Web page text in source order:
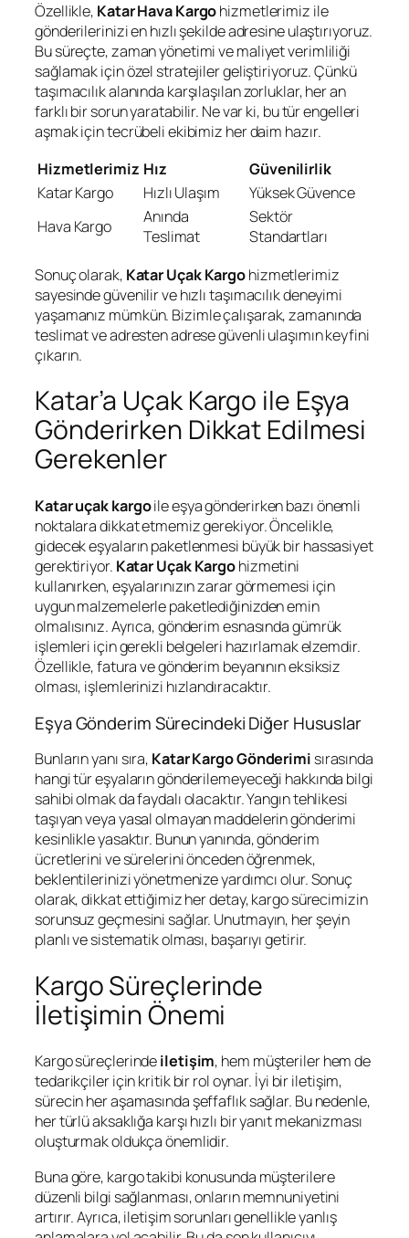
Özellikle, Katar Hava Kargohizmetlerimiz ile
gönderilerinizi en hızlı şekilde adresine ulaştırıyoruz.
Bu süreçte, zaman yönetimi ve maliyet verimliliği
sağlamak için özel stratejiler geliştiriyoruz. Çünkü
taşımacılık alanında karşılaşılan zorluklar, her an
farklı bir sorun yaratabilir. Ne var ki, bu tür engelleri
aşmak için tecrübeli ekibimiz her daim hazır.
Hizmetlerimiz Hız
Güvenilirlik
Katar Kargo
Hızlı Ulaşım
Yüksek Güvence
Hava Kargo
Anında
Teslimat
Sektör
Standartları
Sonuç olarak, Katar Uçak Kargohizmetlerimiz
sayesinde güvenilir ve hızlı taşımacılık deneyimi
yaşamanız mümkün. Bizimle çalışarak, zamanında
teslimat ve adresten adrese güvenli ulaşımın keyfini
çıkarın.
Katar’a Uçak Kargo ile Eşya
Gönderirken Dikkat Edilmesi
Gerekenler
Katar uçak kargoile eşya gönderirken bazı önemli
noktalara dikkat etmemiz gerekiyor. Öncelikle,
gidecek eşyaların paketlenmesi büyük bir hassasiyet
gerektiriyor. Katar Uçak Kargohizmetini
kullanırken, eşyalarınızın zarar görmemesi için
uygun malzemelerle paketlediğinizden emin
olmalısınız. Ayrıca, gönderim esnasında gümrük
işlemleri için gerekli belgeleri hazırlamak elzemdir.
Özellikle, fatura ve gönderim beyanının eksiksiz
olması, işlemlerinizi hızlandıracaktır.
Eşya Gönderim Sürecindeki Diğer Hususlar
Bunların yanı sıra, Katar Kargo Gönderimi sırasında
hangi tür eşyaların gönderilemeyeceği hakkında bilgi
sahibi olmak da faydalı olacaktır. Yangın tehlikesi
taşıyan veya yasal olmayan maddelerin gönderimi
kesinlikle yasaktır. Bunun yanında, gönderim
ücretlerini ve sürelerini önceden öğrenmek,
beklentilerinizi yönetmenize yardımcı olur. Sonuç
olarak, dikkat ettiğimiz her detay, kargo sürecimizin
sorunsuz geçmesini sağlar. Unutmayın, her şeyin
planlı ve sistematik olması, başarıyı getirir.
Kargo Süreçlerinde
İletişimin Önemi
Kargo süreçlerindeiletişim, hem müşteriler hem de
tedarikçiler için kritik bir rol oynar. İyi bir iletişim,
sürecin her aşamasında şeffaflık sağlar. Bu nedenle,
her türlü aksaklığa karşı hızlı bir yanıt mekanizması
oluşturmak oldukça önemlidir.
Buna göre, kargo takibi konusunda müşterilere
düzenli bilgi sağlanması, onların memnuniyetini
artırır. Ayrıca, iletişim sorunları genellikle yanlış